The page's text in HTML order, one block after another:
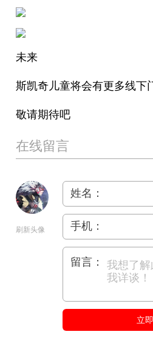
未来
斯凯奇儿童将会有更多线下
敬请期待吧
在线留言
刷新头像
姓名：
手机：
留言：
立